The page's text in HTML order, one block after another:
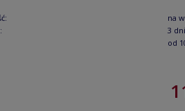
na
3 dni
od